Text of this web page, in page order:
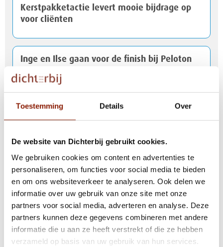
Toestemming Details Over
De website van Dichterbij gebruikt cookies.
We gebruiken cookies om content en advertenties te
personaliseren, om functies voor social media te bieden
en om ons websiteverkeer te analyseren. Ook delen we
informatie over uw gebruik van onze site met onze
partners voor social media, adverteren en analyse. Deze
partners kunnen deze gegevens combineren met andere
informatie die u aan ze heeft verstrekt of die ze hebben
verzameld op basis van uw gebruik van hun services.
Kerstpakketactie levert mooie bijdrage op
voor cliënten
Inge en Ilse gaan voor de finish bij Peloton
Risselthof in Horst officieel geopend
Fijn wonen begint met elkaar weten te
vinden
Nationaal Hitteplan actief